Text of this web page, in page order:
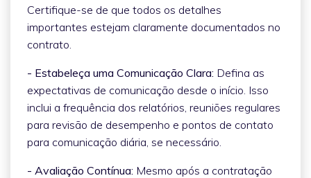
Certifique-se de que todos os detalhes
importantes estejam claramente documentados no
contrato.
- Estabeleça uma Comunicação Clara: Defina as
expectativas de comunicação desde o início. Isso
inclui a frequência dos relatórios, reuniões regulares
para revisão de desempenho e pontos de contato
para comunicação diária, se necessário.
- Avaliação Contínua: Mesmo após a contratação